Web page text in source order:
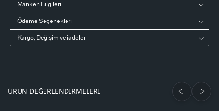
Manken Bilgileri
Ödeme Seçenekleri
Kargo, Değişim ve iadeler
ÜRÜN DEĞERLENDIRMELERI